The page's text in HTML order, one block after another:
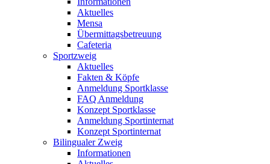
Aktuelles
Mensa
Übermittagsbetreuung
Cafeteria
Sportzweig
Aktuelles
Fakten & Köpfe
Anmeldung Sportklasse
FAQ Anmeldung
Konzept Sportklasse
Anmeldung Sportinternat
Konzept Sportinternat
Bilingualer Zweig
Informationen